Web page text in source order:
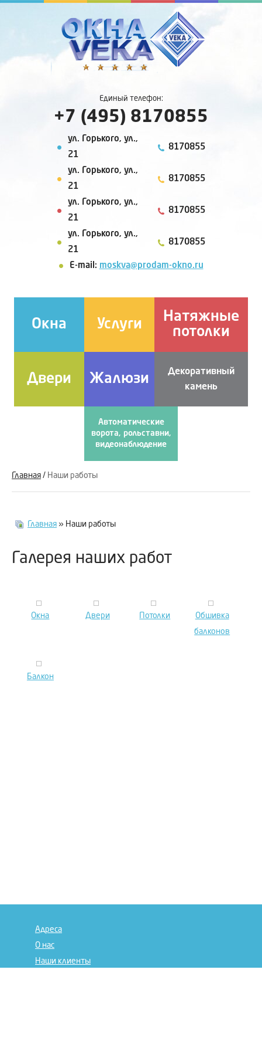
Единый телефон:
+7 (495) 8170855
ул. Горького, ул.,
21
8170855
ул. Горького, ул.,
21
8170855
ул. Горького, ул.,
21
8170855
ул. Горького, ул.,
21
8170855
E-mail: moskva@prodam-okno.ru
Окна Услуги
Натяжные
потолки
Двери Жалюзи
Декоративный
камень
Автоматические
ворота, рольставни,
видеонаблюдение
Главная / Наши работы
Главная » Наши работы
Галерея наших работ
Окна Двери Потолки
Обшивка
балконов
Балкон
Адреса
О нас
Наши клиенты